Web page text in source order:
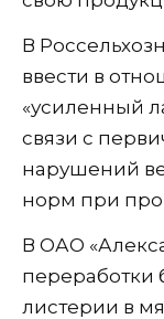
В
ввести в
«усиленный
связи с
нарушений
норм при
В ОАО
переработки
листерии в